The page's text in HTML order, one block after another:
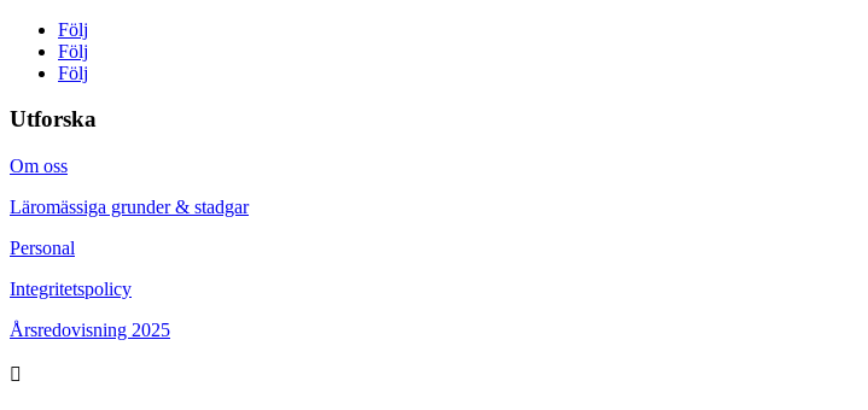
Följ
Följ
Följ
Utforska
Om oss
Läromässiga grunder & stadgar
Personal
Integritetspolicy
Årsredovisning 2025
